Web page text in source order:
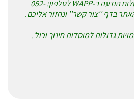
למקרנים נא להתקשר/לשלוח הודעה ב-WAPP לטלפון: 052-
גדולות למוסדות חינוך וכול'.